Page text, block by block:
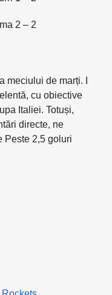
2 – 2
meciului de marți. I
cu obiective
Italiei. Totuși,
directe, ne
Peste 2,5 goluri